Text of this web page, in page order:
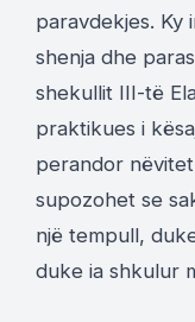
paravdekjes.
shenja dhe
shekullit III-të
praktikues i
perandor
supozohet se
një tempull,
duke ia shkulur